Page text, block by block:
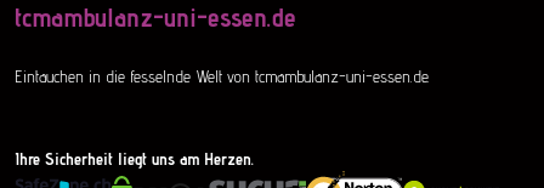
tcmambulanz-uni-essen.de
Eintauchen in die fesselnde Welt von tcmambulanz-uni-essen.de.
Ihre Sicherheit liegt uns am Herzen.